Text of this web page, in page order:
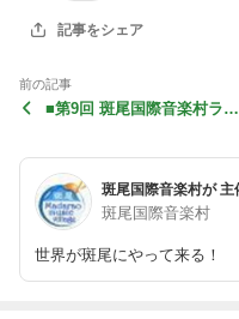
記事をシェア
前の記事
■第9回 斑尾国際音楽村ライ
斑尾国際音楽村
世界が斑尾にやって来る！